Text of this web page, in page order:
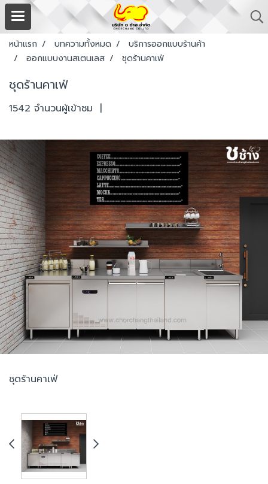
หน้าแรก บทความทั้งหมด
บริการออกแบบร้านค้า
ออกแบบงานสเตนเลส
ชุดร้านคาเฟ่
ชุดร้านคาเฟ่
1542 จำนวนผู้เข้าชม |
ชุดร้านคาเฟ่